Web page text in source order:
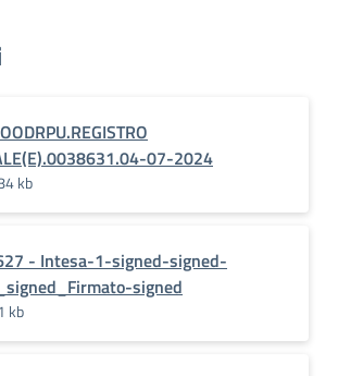
07-2024
kb
- Intesa-1-signed-signed-
signed
kb